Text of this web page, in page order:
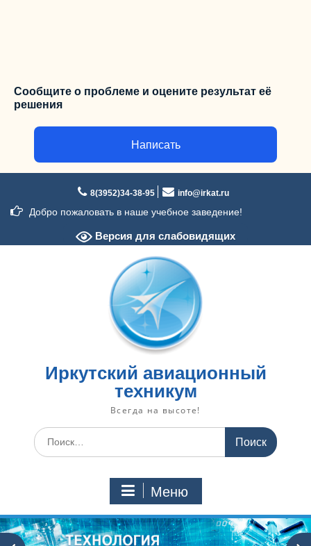
Сообщите о проблеме и оцените результат её
решения
Написать
содержимому
8(3952)34-38-95 info@irkat.ru
Добро пожаловать в наше учебное заведение!
Версия для слабовидящих
Иркутский авиационный
техникум
Всегда на высоте!
Искать:
Меню